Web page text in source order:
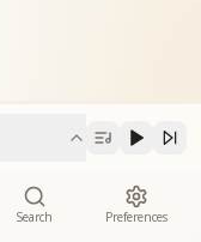
Search Preferences